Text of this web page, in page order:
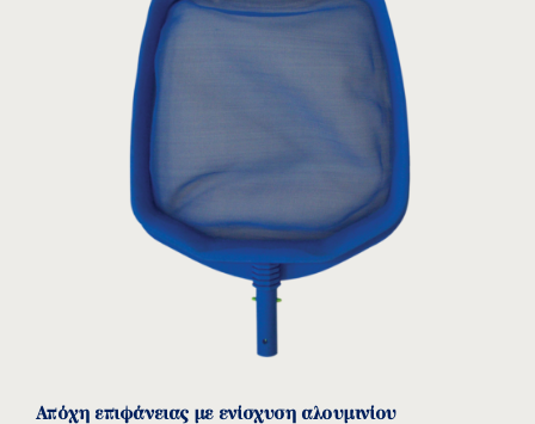
Απόχη επιφάνειας με ενίσχυση αλουμινίου